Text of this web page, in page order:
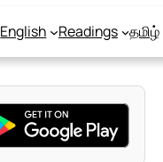
English Readings தமிழ்